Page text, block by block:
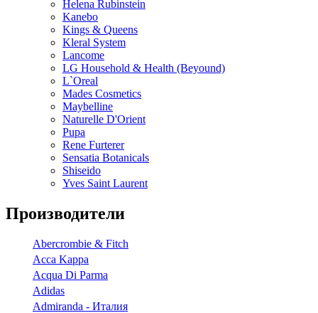
Helena Rubinstein
Kanebo
Kings & Queens
Kleral System
Lancome
LG Household & Health (Beyound)
L`Oreal
Mades Cosmetics
Maybelline
Naturelle D'Orient
Pupa
Rene Furterer
Sensatia Botanicals
Shiseido
Yves Saint Laurent
Производители
Abercrombie & Fitch
Acca Kappa
Acqua Di Parma
Adidas
Admiranda - Италия